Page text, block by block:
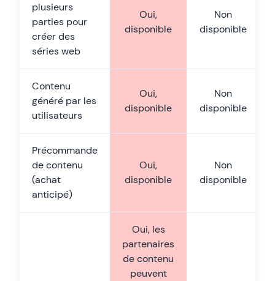
plusieurs
parties pour
créer des
séries web
Oui,
disponible
Non
disponible
Contenu
généré par les
utilisateurs
Oui,
disponible
Non
disponible
Précommande
de contenu
(achat
anticipé)
Oui,
disponible
Non
disponible
Oui, les
partenaires
de contenu
peuvent